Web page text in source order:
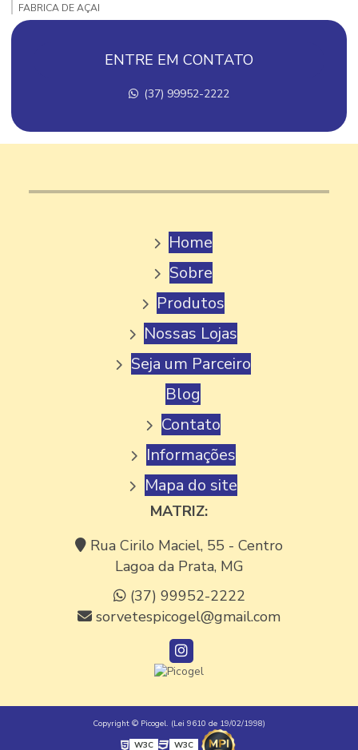
FABRICA DE AÇAI
FABRICA DE AÇAI PARA REVENDA
FABRICA DE AÇAI A VENDA
FABRICA DE GELATO
FABRICA DE PICOLE PALETA MEXICANA
FABRICA DE PICOLE PERTO DE MIM
FABRICA DE PICOLE PARA REVENDA
FABRICA DE PICOLE E SORVETE
FABRICA DE SORVETE GELATO
FABRICA DE SORVETE EM MINAS GERAIS
FÁBRICA DE SORVETE MINAS GERIAIS
FABRICA DE SORVETE PREÇO
FÁBRICA DE SORVETE PARA REVENDA
FABRICANTE DE AÇAÍ
FABRICANTES DE AÇAÍ NO BRASIL
FORNECEDOR DE AÇAI DO PARÁ
FORNECEDOR DE AÇAI MG
ENTRE EM CONTATO
(37) 99952-2222
Home
Sobre
Produtos
Nossas Lojas
Seja um Parceiro
Blog
Contato
Informações
Mapa do site
MATRIZ:
Rua Cirilo Maciel, 55 - Centro
Lagoa da Prata, MG
(37) 99952-2222
sorvetespicogel@gmail.com
Copyright © Picogel. (Lei 9610 de 19/02/1998)
W3C
W3C